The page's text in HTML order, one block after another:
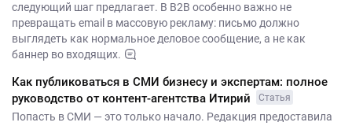
следующий шаг предлагает. В B2B особенно важно не
превращать email в массовую рекламу: письмо должно
выглядеть как нормальное деловое сообщение, а не как
баннер во входящих.
Как публиковаться в СМИ бизнесу и экспертам: полное
руководство от контент-агентства Итирий
Статья
Попасть в СМИ — это только начало. Редакция предоставила